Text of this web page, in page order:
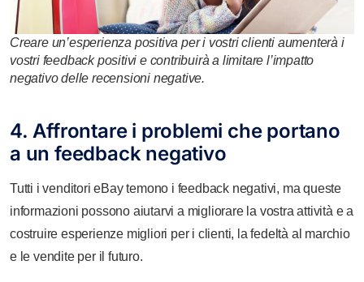
Creare un’esperienza positiva per i vostri clienti aumenterà i
vostri feedback positivi e contribuirà a limitare l’impatto
negativo delle recensioni negative.
4. Affrontare i problemi che portano
a un feedback negativo
Tutti i venditori eBay temono i feedback negativi, ma queste
informazioni possono aiutarvi a migliorare la vostra attività e a
costruire esperienze migliori per i clienti, la fedeltà al marchio
e le vendite per il futuro.